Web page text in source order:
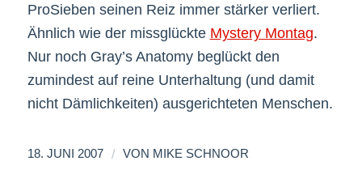
ProSieben seinen Reiz immer stärker verliert.
Ähnlich wie der missglückte Mystery Montag.
Nur noch Gray’s Anatomy beglückt den
zumindest auf reine Unterhaltung (und damit
nicht Dämlichkeiten) ausgerichteten Menschen.
18. JUNI 2007 / VON MIKE SCHNOOR